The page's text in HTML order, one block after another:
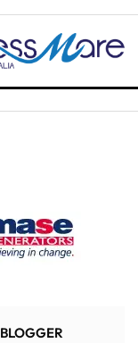
BLOGGER